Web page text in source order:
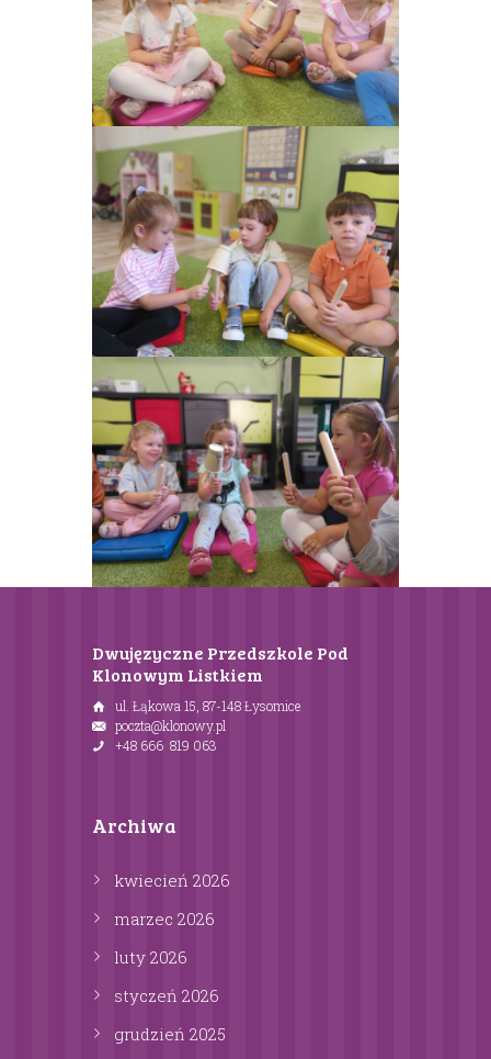
Dwujęzyczne Przedszkole Pod
Klonowym Listkiem
ul. Łąkowa 15, 87-148 Łysomice
poczta@klonowy.pl
+48 666 819 063
Archiwa
kwiecień 2026
marzec 2026
luty 2026
styczeń 2026
grudzień 2025